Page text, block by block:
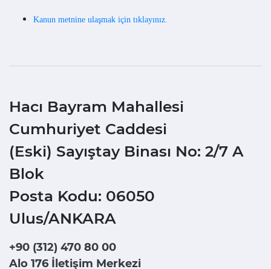
Kanun metnine ulaşmak için tıklayınız.
Hacı Bayram Mahallesi
Cumhuriyet Caddesi
(Eski) Sayıştay Binası No: 2/7 A
Blok
Posta Kodu: 06050
Ulus/ANKARA
+90 (312) 470 80 00
Alo 176 İletişim Merkezi